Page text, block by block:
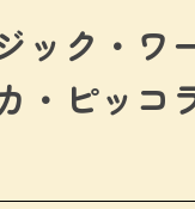
ック・ワ
カ・ピッ